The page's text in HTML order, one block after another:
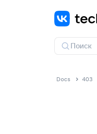
Docs 403